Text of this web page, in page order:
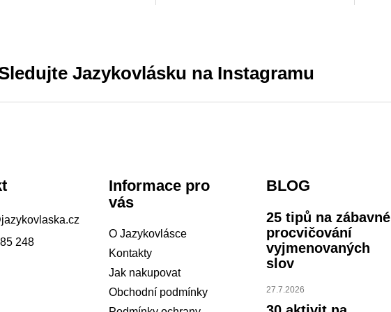
Jazykovlásku na Instagramu
jazykovlaska.cz
248
Informace pro
vás
O Jazykovlásce
Kontakty
Jak nakupovat
Obchodní podmínky
BLOG
25 tipů na zábavné
procvičování
vyjmenovaných
slov
27.7.2026